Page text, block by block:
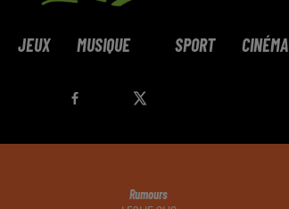
JEUX MUSIQUE SPORT CINÉMA
Rumours